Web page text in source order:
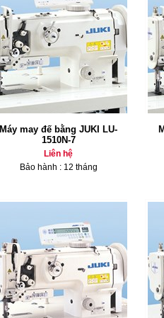
Máy may đế bằng JUKI LU-
1510N-7
Liên hệ
Bảo hành : 12 tháng